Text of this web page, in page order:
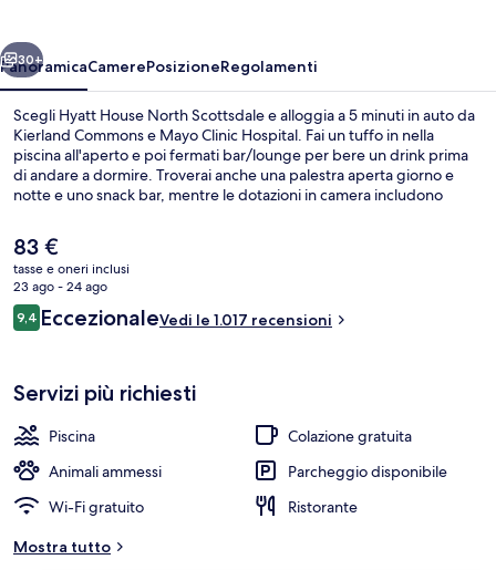
Avanti
30+
PanoramicaCamerePosizioneRegolamenti
Scegli Hyatt House North Scottsdale e alloggia a 5 minuti in auto da
Kierland Commons e Mayo Clinic Hospital. Fai un tuffo in nella
piscina all'aperto e poi fermati bar/lounge per bere un drink prima
di andare a dormire. Troverai anche una palestra aperta giorno e
notte e uno snack bar, mentre le dotazioni in camera includono
gentile e la colazione.
Il
prezzo
attuale
è
83 €
83 €
tasse e oneri inclusi
23 ago - 24 ago
Recensioni
9,49,4 su 10
EccezionaleVedi le 1.017 recensioni
Servizi più richiesti
Piscina
Colazione gratuita
Animali ammessi
Parcheggio disponibile
Wi-Fi gratuito
Ristorante
Mostra tutto